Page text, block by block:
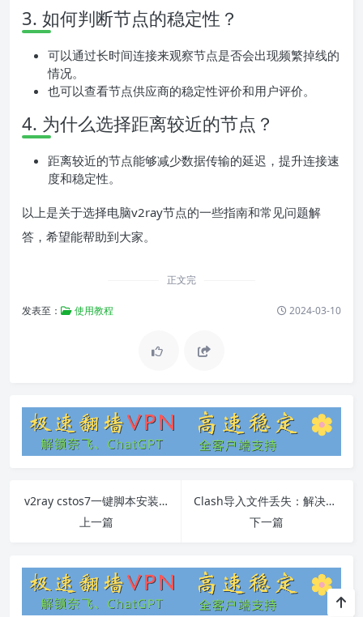
3. 如何判断节点的稳定性？
可以通过长时间连接来观察节点是否会出现频繁掉线的
情况。
也可以查看节点供应商的稳定性评价和用户评价。
4. 为什么选择距离较近的节点？
距离较近的节点能够减少数据传输的延迟，提升连接速
度和稳定性。
以上是关于选择电脑v2ray节点的一些指南和常见问题解
答，希望能帮助到大家。
正文完
发表至： 使用教程 2024-03-10
v2ray cstos7一键脚本安装和使用教程
上一篇
Clash导入文件丢失：解决方案和常见问题详解
下一篇